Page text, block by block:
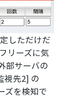
しただけだ
リーズに気
部サーバの
視先2] の
ズを検知で